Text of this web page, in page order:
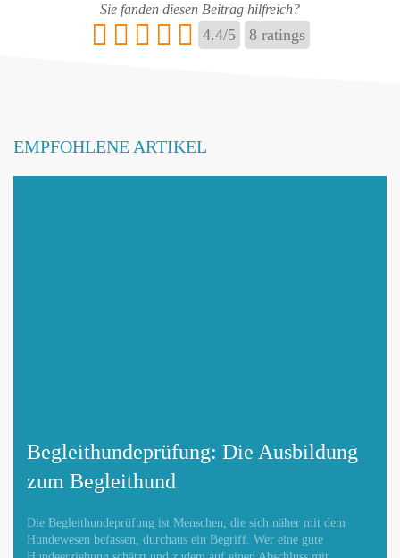
E-Mail*
Name ändern
Sie fanden diesen Beitrag hilfreich?
4.4/5 8ratings
EMPFOHLENE ARTIKEL
Begleithundeprüfung: Die Ausbildung
zum Begleithund
Die Begleithundeprüfung ist Menschen, die sich näher mit dem
Hundewesen befassen, durchaus ein Begriff. Wer eine gute